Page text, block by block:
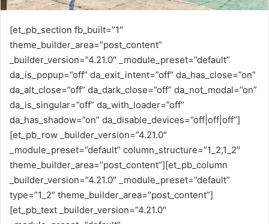
i
[et_pb_section fb_built=”1″
theme_builder_area=”post_content”
_builder_version=”4.21.0″ _module_preset=”default”
da_is_popup=”off” da_exit_intent=”off” da_has_close=”on”
da_alt_close=”off” da_dark_close=”off” da_not_modal=”on”
da_is_singular=”off” da_with_loader=”off”
da_has_shadow=”on” da_disable_devices=”off|off|off”]
[et_pb_row _builder_version=”4.21.0″
_module_preset=”default” column_structure=”1_2,1_2″
theme_builder_area=”post_content”][et_pb_column
_builder_version=”4.21.0″ _module_preset=”default”
type=”1_2″ theme_builder_area=”post_content”]
[et_pb_text _builder_version=”4.21.0″